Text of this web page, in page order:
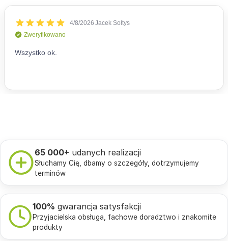
65 000+ udanych realizacji
Słuchamy Cię, dbamy o szczegóły, dotrzymujemy
terminów
100% gwarancja satysfakcji
Przyjacielska obsługa, fachowe doradztwo i znakomite
produkty